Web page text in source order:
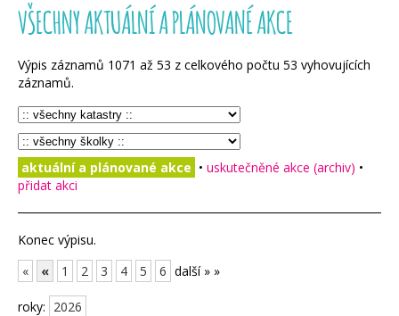
VŠECHNY AKTUÁLNÍ A PLÁNOVANÉ AKCE
Výpis záznamů 1071 až 53 z celkového počtu 53 vyhovujících
záznamů.
aktuální a plánované akce • uskutečněné akce (archiv) •
přidat akci
Konec výpisu.
«
« 1 2 3 4 5 6 další » »
roky: 2026